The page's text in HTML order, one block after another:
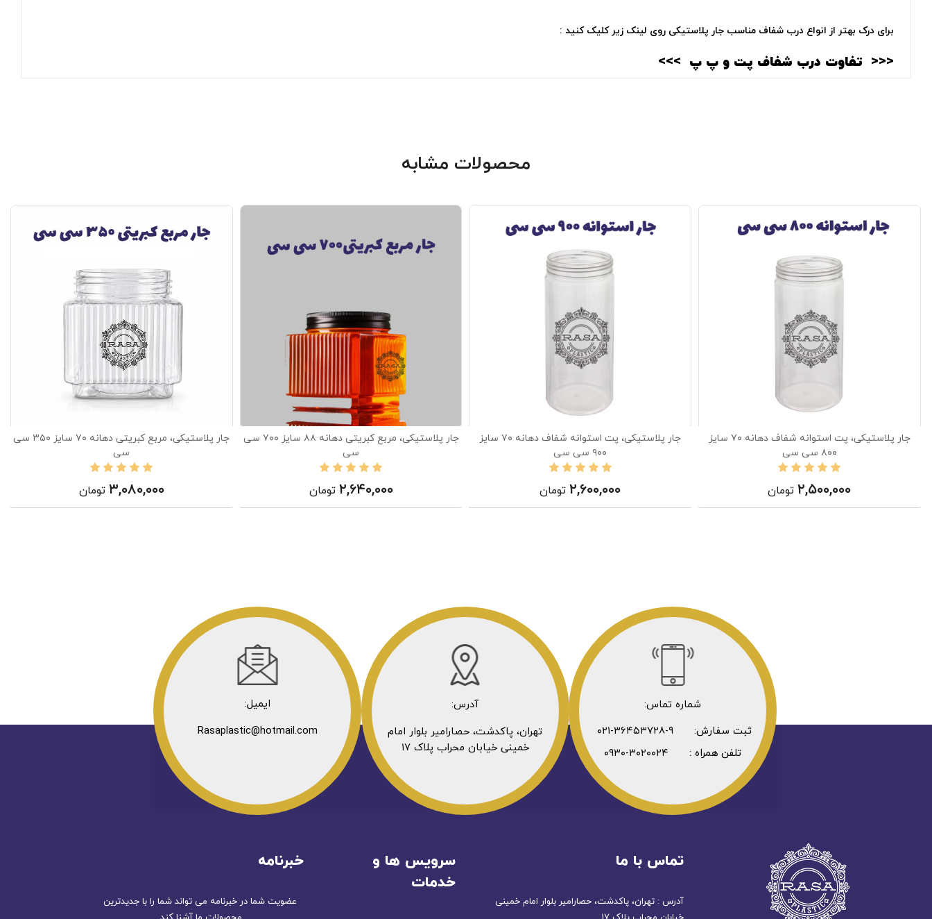
برای درک بهتر از انواع درب شفاف مناسب جار پلاستیکی روی لینک زیر کلیک کنید :
<<<‌ تفاوت درب شفاف پت و پ پ >>>
محصولات مشابه
جار پلاستیکی، مربع کبریتی دهانه ۷۰ سایز ۳۵۰ سی
سی
۳,۰۸۰,۰۰۰ تومان
جار پلاستیکی، مربع کبریتی دهانه ۸۸ سایز ۷۰۰ سی
سی
۲,۶۴۰,۰۰۰ تومان
جار پلاستیکی، پت استوانه شفاف دهانه ۷۰ سایز
۹۰۰ سی سی
۲,۶۰۰,۰۰۰ تومان
جار پلاستیکی، پت استوانه شفاف دهانه ۷۰ سایز
۸۰۰ سی سی
۲,۵۰۰,۰۰۰ تومان
شماره تماس:
ثبت سفارش: ۹-۳۶۴۵۳۷۲۸-۰۲۱
تلفن همراه : ۳۰۲۰۰۲۴-۰۹۳۰
آدرس:
تهران، پاکدشت، حصارامیر بلوار امام
خمینی خیابان محراب پلاک ۱۷
ایمیل:
Rasaplastic@hotmail.com
تماس با ما
آدرس : تهران، پاکدشت، حصارامیر بلوار امام خمینی
سرویس ها و
خدمات
خبرنامه
عضویت شما در خبرنامه می تواند شما را با جدیدترین